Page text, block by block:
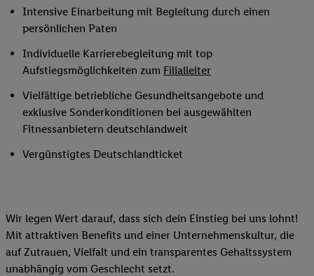
Intensive Einarbeitung mit Begleitung durch einen
persönlichen Paten
Individuelle Karrierebegleitung mit top
Aufstiegsmöglichkeiten zum Filialleiter
Vielfältige betriebliche Gesundheitsangebote und
exklusive Sonderkonditionen bei ausgewählten
Fitnessanbietern deutschlandweit
Vergünstigtes Deutschlandticket
Wir legen Wert darauf, dass sich dein Einstieg bei uns lohnt!
Mit attraktiven Benefits und einer Unternehmenskultur, die
auf Zutrauen, Vielfalt und ein transparentes Gehaltssystem
unabhängig vom Geschlecht setzt.